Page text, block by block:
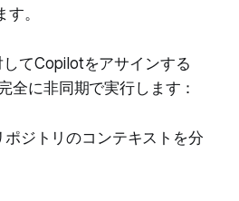
。
てCopilotをアサインする
全に非同期で実行します：
ポジトリのコンテキストを分